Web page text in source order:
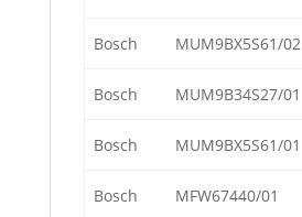
Bosch MUM9BX5S61/02
Bosch MUM9B34S27/01
Bosch MUM9BX5S61/01
Bosch MFW67440/01